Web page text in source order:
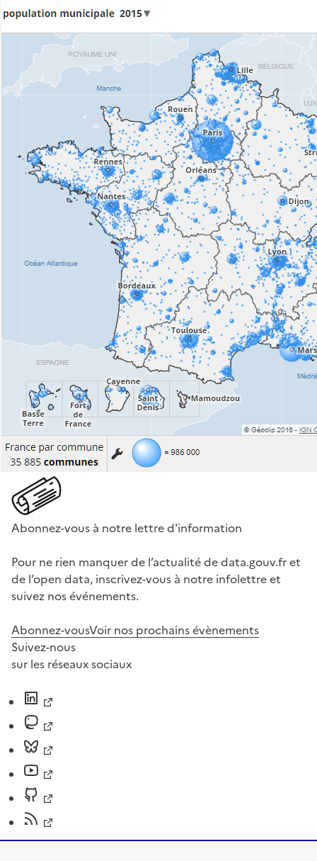
Abonnez-vous à notre lettre d'information
Pour ne rien manquer de l’actualité de data.gouv.fr et
de l’open data, inscrivez-vous à notre infolettre et
suivez nos événements.
Abonnez-vousVoir nos prochains évènements
Suivez-nous
sur les réseaux sociaux